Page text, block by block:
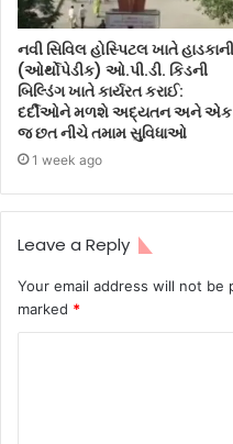
નવી સિવિલ હોસ્પિટલ ખાતે હાડકાની
(ઓર્થોપેડીક) ઓ.પી.ડી. કિડની
બિલ્ડિંગ ખાતે કાર્યરત કરાઈ:
દર્દીઓને મળશે અદ્યતન અને એક
જ છત નીચે તમામ સુવિધાઓ
1 week ago
Leave a Reply
Your email address will not be
marked *